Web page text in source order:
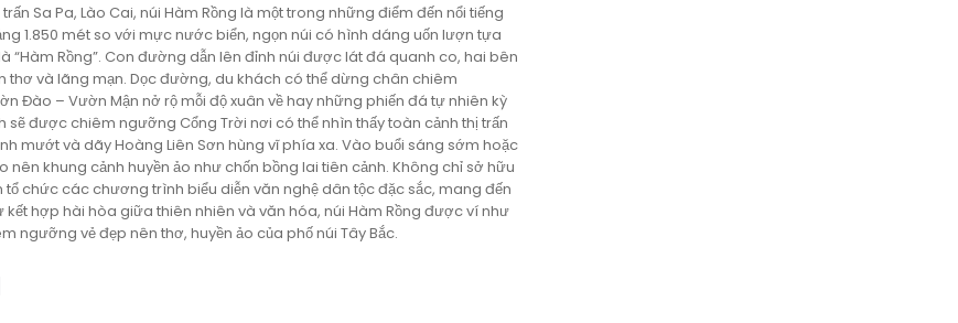
Sa Pa, Lào Cai, núi Hàm Rồng là một trong những điểm đến nổi tiếng
1.850 mét so với mực nước biển, ngọn núi có hình dáng uốn lượn tựa
Rồng”. Con đường dẫn lên đỉnh núi được lát đá quanh co, hai bên
và lãng mạn. Dọc đường, du khách có thể dừng chân chiêm
Đào – Vườn Mận nở rộ mỗi độ xuân về hay những phiến đá tự nhiên kỳ
được chiêm ngưỡng Cổng Trời nơi có thể nhìn thấy toàn cảnh thị trấn
mướt và dãy Hoàng Liên Sơn hùng vĩ phía xa. Vào buổi sáng sớm hoặc
khung cảnh huyền ảo như chốn bồng lai tiên cảnh. Không chỉ sở hữu
chức các chương trình biểu diễn văn nghệ dân tộc đặc sắc, mang đến
hợp hài hòa giữa thiên nhiên và văn hóa, núi Hàm Rồng được ví như
ngưỡng vẻ đẹp nên thơ, huyền ảo của phố núi Tây Bắc.